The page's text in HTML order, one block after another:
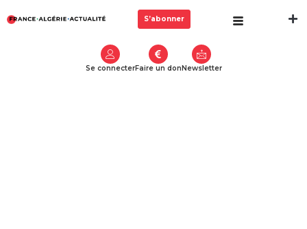
S’abonner
Se connecterFaire un donNewsletter